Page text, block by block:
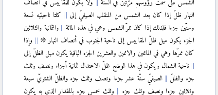
الشمس على سمت رؤوسهم مرّتين في السنة
ولا يكون للمقاييس في أنصاف
النهار ظلّ إذا كان بعد الشمس من المنقلب الصيفيّ إلى
كلتا ناحيتيه تسعة
وستّين جزءا فلذلك إذا كان ممرّ الشمس وهي في هذه المائة
والثمانية والثلاثين
الجزء يكون ميل ظلّ المقاييس إلى ناحية الجنوب في أنصاف النهار ❊
وإذا
كان ممرّها وهي في المائتين والاثنين والعشرين الجزء الباقية يكون ميل الظلّ إلى
ناحية الشمال ويكون في هذا الوضع ظلّ الاعتدال ثمانية أجزاء ونصف وثلث
جزء والظلّ
الصيفيّ ستّة عشر جزءا ونصف وثلث جزء والظلّ الشتويّ سبعة
وثلاثين جزءا ونصف وثلث جزء
وثلث خمس جزء بالمقدار الذي به يكون